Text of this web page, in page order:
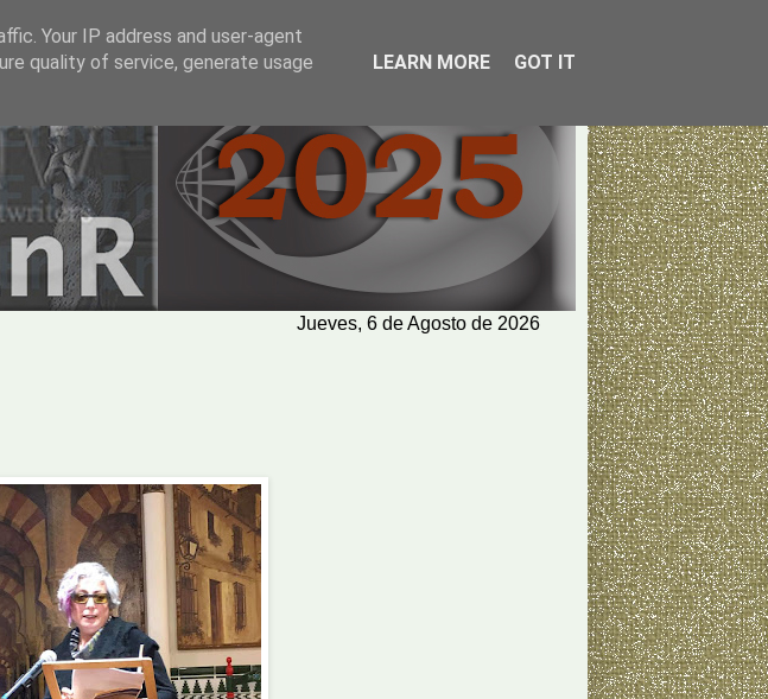
Jueves, 6 de Agosto de 2026
Your IP address and user-agent
quality of service, generate usage
LEARN MORE GOT IT